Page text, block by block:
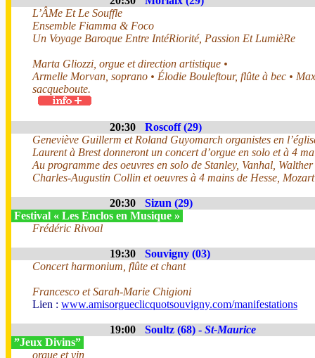
L’ÂMe Et Le Souffle
Ensemble Fiamma & Foco
Un Voyage Baroque Entre IntéRiorité, Passion Et LumièRe
Marta Gliozzi, orgue et direction artistique •
Armelle Morvan, soprano • Élodie Bouleftour, flûte à bec •
sacqueboute.
20:30
Roscoff (29)
Geneviève Guillerm et Roland Guyomarch organistes en
Laurent à Brest donneront un concert d’orgue en solo et à 4
Au programme des oeuvres en solo de Stanley, Vanhal,
Charles-Augustin Collin et oeuvres à 4 mains de Hesse,
20:30
Sizun (29)
Festival « Les Enclos en Musique »
Frédéric Rivoal
19:30
Souvigny (03)
Concert harmonium, flûte et chant
Francesco et Sarah-Marie Chigioni
Lien : www.amisorgueclicquotsouvigny.com/manifestations
19:00 Soultz (68) - St-Maurice
”Jeux Divins”
orgue et vin